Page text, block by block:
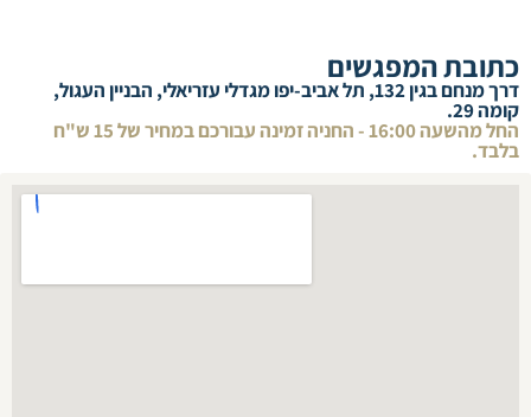
כתובת המפגשים
דרך מנחם בגין 132, תל אביב-יפו מגדלי עזריאלי, הבניין העגול,
קומה 29.
החל מהשעה 16:00 - החניה זמינה עבורכם במחיר של 15 ש"ח
בלבד.